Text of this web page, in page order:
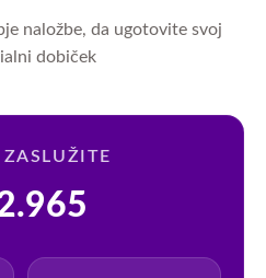
naložbe, da ugotovite svoj
dobiček
ZASLUŽITE